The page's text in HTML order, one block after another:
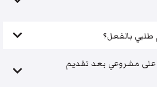
بالفعل؟
على مشروعي بعد تقديم